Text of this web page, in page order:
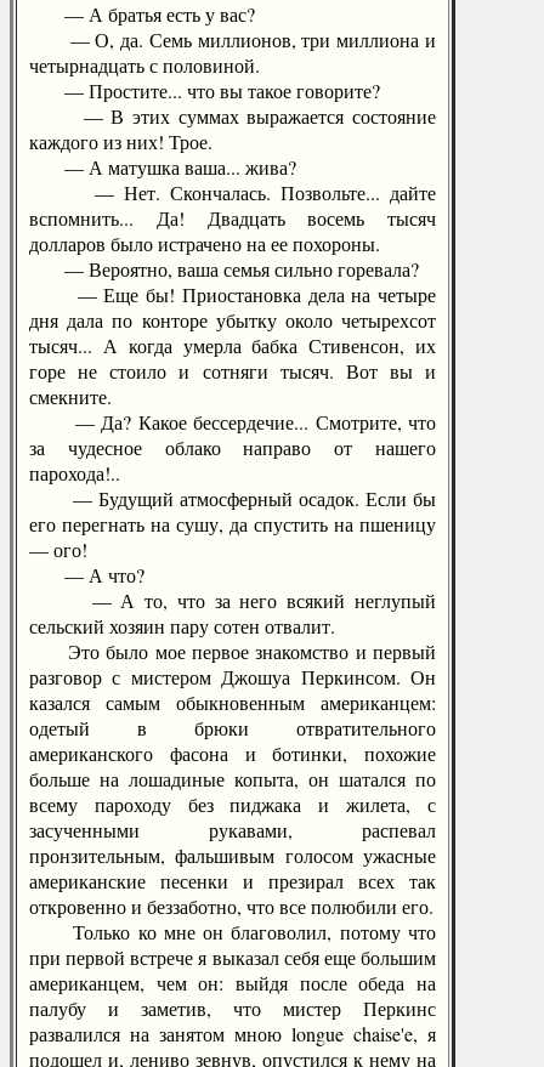
— А братья есть у вас?
— О, да. Семь миллионов, три миллиона и
четырнадцать с половиной.
— Простите... что вы такое говорите?
— В этих суммах выражается состояние
каждого из них! Трое.
— А матушка ваша... жива?
— Нет. Скончалась. Позвольте... дайте
вспомнить... Да! Двадцать восемь тысяч
долларов было истрачено на ее похороны.
— Вероятно, ваша семья сильно горевала?
— Еще бы! Приостановка дела на четыре
дня дала по конторе убытку около четырехсот
тысяч... А когда умерла бабка Стивенсон, их
горе не стоило и сотняги тысяч. Вот вы и
смекните.
— Да? Какое бессердечие... Смотрите, что
за чудесное облако направо от нашего
парохода!..
— Будущий атмосферный осадок. Если бы
его перегнать на сушу, да спустить на пшеницу
— ого!
— А что?
— А то, что за него всякий неглупый
сельский хозяин пару сотен отвалит.
Это было мое первое знакомство и первый
разговор с мистером Джошуа Перкинсом. Он
казался самым обыкновенным американцем:
одетый в брюки отвратительного
американского фасона и ботинки, похожие
больше на лошадиные копыта, он шатался по
всему пароходу без пиджака и жилета, с
засученными рукавами, распевал
пронзительным, фальшивым голосом ужасные
американские песенки и презирал всех так
откровенно и беззаботно, что все полюбили его.
Только ко мне он благоволил, потому что
при первой встрече я выказал себя еще большим
американцем, чем он: выйдя после обеда на
палубу и заметив, что мистер Перкинс
развалился на занятом мною longue chaise'e, я
подошел и, лениво зевнув, опустился к нему на